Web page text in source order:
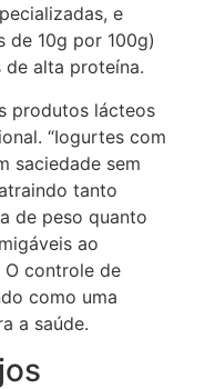
e
de 10g por 100g)
alta proteína.
produtos lácteos
“Iogurtes com
saciedade sem
tanto
de peso quanto
ao
O controle de
como uma
a saúde.